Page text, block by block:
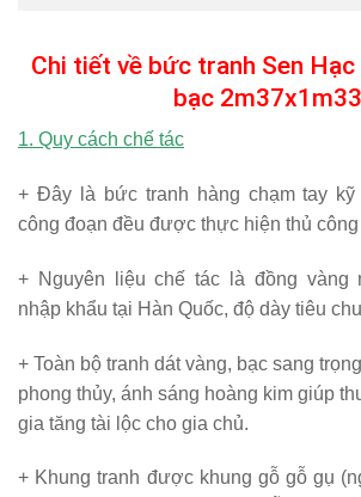
Chi tiết về bức tranh Sen
bạc 2m37x1m33
1. Quy cách chế tác
+ Đây là bức tranh hàng chạm tay kỹ
công đoạn đều được thực hiện thủ công
+ Nguyên liệu chế tác là đồng vàng
nhập khẩu tại Hàn Quốc, độ dày tiêu
+ Toàn bộ tranh dát vàng, bạc sang
phong thủy, ánh sáng hoàng kim giúp
gia tăng tài lộc cho gia chủ.
+ Khung tranh được khung gỗ gỗ gụ